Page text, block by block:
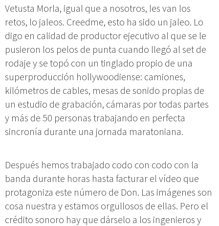
Vetusta Morla, igual que a nosotros, les van los
retos, lo jaleos. Creedme, esto ha sido un jaleo. Lo
digo en calidad de productor ejecutivo al que se le
pusieron los pelos de punta cuando llegó al set de
rodaje y se topó con un tinglado propio de una
superproducción hollywoodiense: camiones,
kilómetros de cables, mesas de sonido propias de
un estudio de grabación, cámaras por todas partes
y más de 50 personas trabajando en perfecta
sincronía durante una jornada maratoniana.
Después hemos trabajado codo con codo con la
banda durante horas hasta facturar el vídeo que
protagoniza este número de Don. Las imágenes son
cosa nuestra y estamos orgullosos de ellas. Pero el
crédito sonoro hay que dárselo a los ingenieros y